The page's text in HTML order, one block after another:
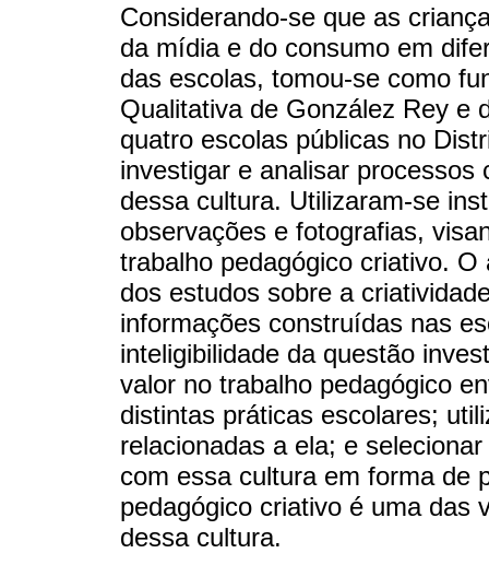
Considerando-se que as
da mídia e do consumo em
das escolas, tomou-se como
Qualitativa de González Rey e
quatro escolas públicas no
investigar e analisar processos
dessa cultura. Utilizaram-se
observações e fotografias,
trabalho pedagógico criativo.
dos estudos sobre a
informações construídas nas
inteligibilidade da questão
valor no trabalho pedagógico
distintas práticas escolares;
relacionadas a ela; e
com essa cultura em forma de
pedagógico criativo é uma das
dessa cultura.